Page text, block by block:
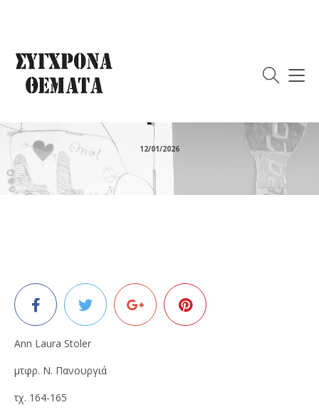
του Trump: περί
12/01/2026
Ann Laura Stoler
μτφρ. Ν. Πανουργιά
τχ. 164-165